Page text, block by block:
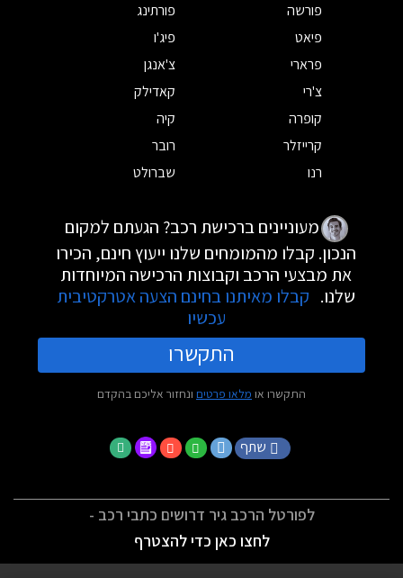
פורשה
פורתינג
פיאט
פיג'ו
פרארי
צ'אנגן
צ'רי
קאדילק
קופרה
קיה
קרייזלר
רובר
רנו
שברולט
מעוניינים ברכישת רכב? הגעתם למקום
הנכון. קבלו מהמומחים שלנו ייעוץ חינם, הכירו
את מבצעי הרכב וקבוצות הרכישה המיוחדות
שלנו. קבלו מאיתנו בחינם הצעה אטרקטיבית
עכשיו
התקשרו
התקשרו או מלאו פרטים ונחזור אליכם בהקדם
שתף
לפורטל הרכב גיר דרושים כתבי רכב -
לחצו כאן כדי להצטרף